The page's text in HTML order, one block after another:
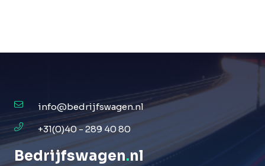
info@bedrijfswagen.nl
+31(0)40 - 289 40 80
Bedrijfswagen.nl